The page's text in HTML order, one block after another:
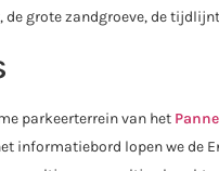
de grote zandgroeve, de
parkeerterrein van het
informatiebord lopen we de